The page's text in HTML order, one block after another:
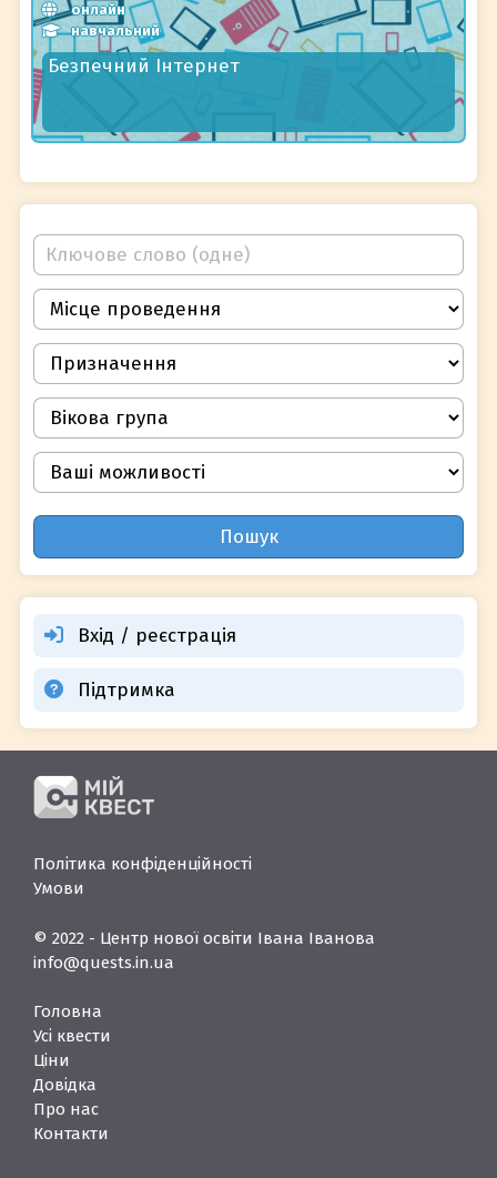
онлайн
навчальний
Безпечний Інтернет
Пошук
Вхід / реєстрація
Підтримка
Політика конфіденційності
Умови
© 2022 - Центр нової освіти Івана Іванова
info@quests.in.ua
Головна
Усі квести
Ціни
Довідка
Про нас
Контакти